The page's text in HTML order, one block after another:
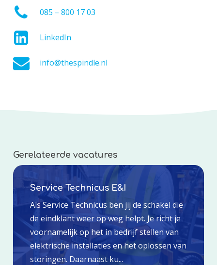
085 – 800 17 03
LinkedIn
info@thespindle.nl
Gerelateerde vacatures
Service Technicus E&I
Als Service Technicus ben jij de schakel die
de eindklant weer op weg helpt. Je richt je
voornamelijk op het in bedrijf stellen van
elektrische installaties en het oplossen van
storingen. Daarnaast ku...